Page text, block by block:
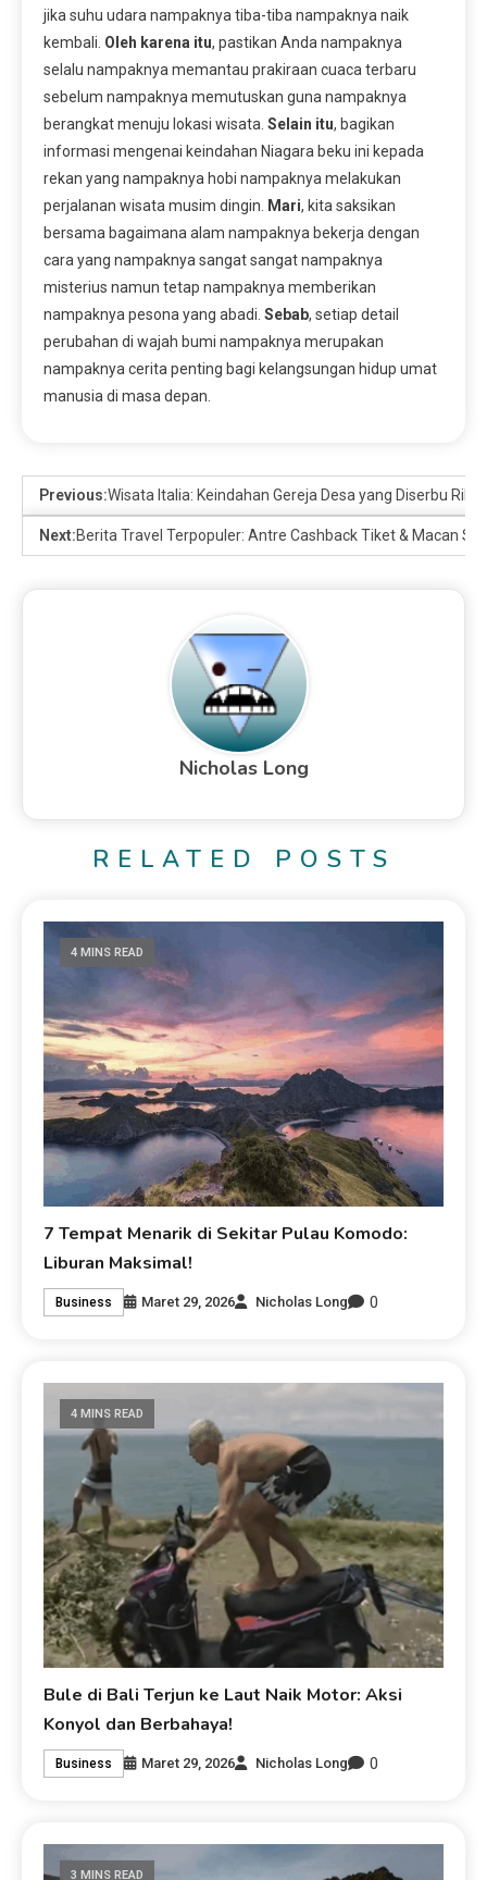
jika suhu udara nampaknya tiba-tiba nampaknya naik
kembali. Oleh karena itu, pastikan Anda nampaknya
selalu nampaknya memantau prakiraan cuaca terbaru
sebelum nampaknya memutuskan guna nampaknya
berangkat menuju lokasi wisata. Selain itu, bagikan
informasi mengenai keindahan Niagara beku ini kepada
rekan yang nampaknya hobi nampaknya melakukan
perjalanan wisata musim dingin.
Mari, kita saksikan
bersama bagaimana alam nampaknya bekerja dengan
cara yang nampaknya sangat sangat nampaknya
misterius namun tetap nampaknya memberikan
nampaknya pesona yang abadi. Sebab, setiap detail
perubahan di wajah bumi nampaknya merupakan
nampaknya cerita penting bagi kelangsungan hidup umat
manusia di masa depan.
Previous:Wisata Italia: Keindahan Gereja Desa yang Diserbu
Next:Berita Travel Terpopuler: Antre Cashback Tiket & Macan
Nicholas Long
RELATED POSTS
4 MINS READ
7 Tempat Menarik di Sekitar Pulau Komodo:
Liburan Maksimal!
Business Maret 29, 2026 Nicholas Long 0
4 MINS READ
Bule di Bali Terjun ke Laut Naik Motor: Aksi
Konyol dan Berbahaya!
Business Maret 29, 2026 Nicholas Long 0
3 MINS READ